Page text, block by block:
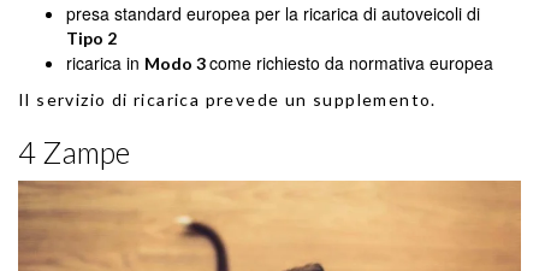
presa standard europea per la ricarica di autoveicoli di
Tipo 2
ricarica in Modo 3come richiesto da normativa europea
Il servizio di ricarica prevede un supplemento.
4 Zampe